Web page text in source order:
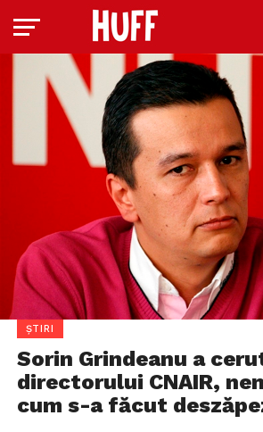
ȘTIRI
Sorin Grindeanu a
directorului CNAIR,
cum s-a făcut